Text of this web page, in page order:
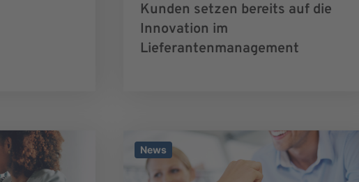
Kunden setzen bereits auf die
Innovation im
Lieferantenmanagement
News